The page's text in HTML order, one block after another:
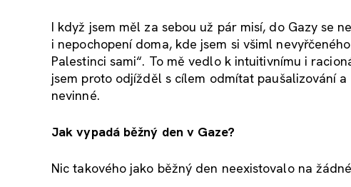
I když jsem měl za sebou už pár misí, do Gazy se
i nepochopení doma, kde jsem si všiml
Palestinci sami“. To mě vedlo k intuitivnímu i
jsem proto odjížděl s cílem odmítat paušalizování
nevinné.
Jak vypadá běžný den v Gaze?
Nic takového jako běžný den neexistovalo na